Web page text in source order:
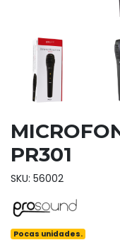
PR301
SKU: 56002
Pocas unidades.